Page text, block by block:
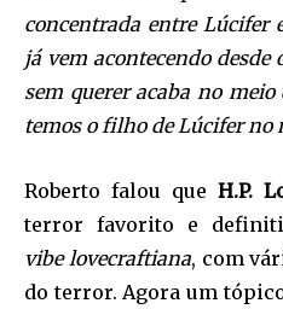
concentrada entre Lúcifer
já vem acontecendo
sem querer acaba no
temos o filho de Lúcifer no
Roberto falou que H.P.
terror favorito e
vibe lovecraftiana, com
do terror. Agora um